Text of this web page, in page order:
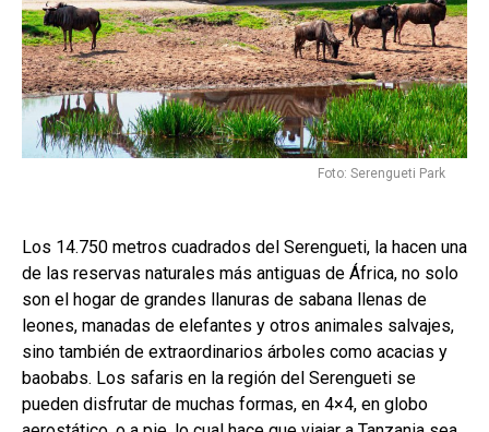
Foto: Serengueti Park
Los 14.750 metros cuadrados del Serengueti, la hacen una
de las reservas naturales más antiguas de África, no solo
son el hogar de grandes llanuras de sabana llenas de
leones, manadas de elefantes y otros animales salvajes,
sino también de extraordinarios árboles como acacias y
baobabs. Los safaris en la región del Serengueti se
pueden disfrutar de muchas formas, en 4×4, en globo